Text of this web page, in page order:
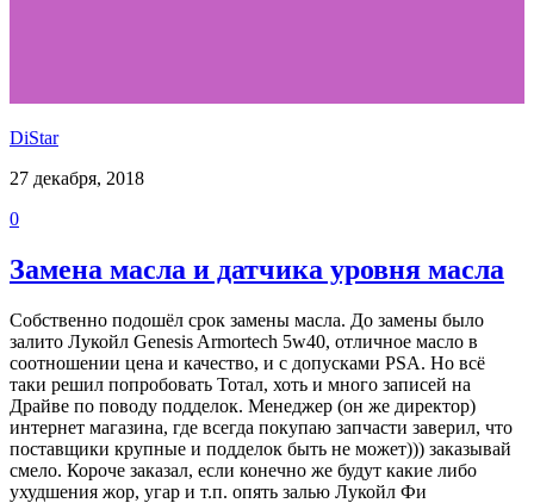
DiStar
27 декабря, 2018
0
Замена масла и датчика уровня масла
Собственно подошёл срок замены масла. До замены было
залито Лукойл Genesis Armortech 5w40, отличное масло в
соотношении цена и качество, и с допусками PSA. Но всё
таки решил попробовать Тотал, хоть и много записей на
Драйве по поводу подделок. Менеджер (он же директор)
интернет магазина, где всегда покупаю запчасти заверил, что
поставщики крупные и подделок быть не может))) заказывай
смело. Короче заказал, если конечно же будут какие либо
ухудшения жор, угар и т.п. опять залью Лукойл Фи